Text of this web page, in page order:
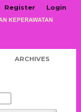
ARCHIVES
Register Login